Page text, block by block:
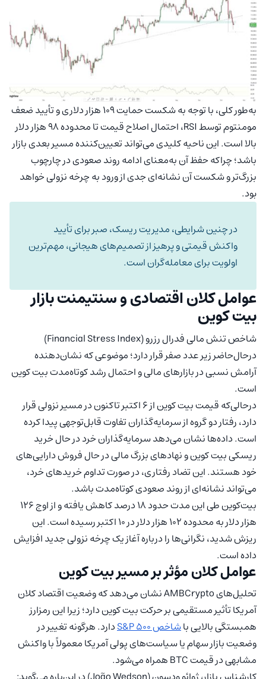
به‌طور کلی، با توجه به شکست حمایت ۱۰۹ هزار دلاری و تأیید ضعف
مومنتوم توسط RSI، احتمال اصلاح قیمت تا محدوده‌ ۹۸ هزار دلار
بالا است. این ناحیه کلیدی می‌تواند تعیین‌کننده‌ مسیر بعدی بازار
باشد؛ چراکه حفظ آن به‌معنای ادامه‌ روند صعودی در چارچوب
بزرگ‌تر و شکست آن نشانه‌ای جدی از ورود به چرخه‌ نزولی خواهد
بود.
در چنین شرایطی، مدیریت ریسک، صبر برای تأیید
واکنش قیمتی و پرهیز از تصمیم‌های هیجانی، مهم‌ترین
اولویت برای معامله‌گران است.
عوامل کلان اقتصادی و سنتیمنت بازار
بیت کوین
شاخص تنش مالی فدرال رزرو (Financial Stress Index)
درحال‌حاضر زیر عدد صفر قرار دارد؛ موضوعی که نشان‌دهنده
آرامش نسبی در بازارهای مالی و احتمال رشد کوتاه‌مدت بیت کوین
است.
درحالی‌که قیمت بیت کوین از ۶ اکتبر تاکنون در مسیر نزولی قرار
دارد، رفتار دو گروه از سرمایه‌گذاران تفاوت قابل‌توجهی پیدا کرده
است. داده‌ها نشان می‌دهد سرمایه‌گذاران خرد در حال خرید
ریسکی بیت کوین و نهادهای بزرگ مالی در حال فروش دارایی‌های
خود هستند. این تضاد رفتاری، در صورت تداوم خریدهای خرد،
می‌تواند نشانه‌ای از روند صعودی کوتاه‌مدت باشد.
بیت‌کوین طی این مدت حدود ۱۸ درصد کاهش یافته و از اوج ۱۲۶
هزار دلار به محدوده ۱۰۲ هزار دلار در ۱۰ اکتبر رسیده است. این
ریزش شدید، نگرانی‌ها را درباره آغاز یک چرخه نزولی جدید افزایش
داده است.
عوامل کلان مؤثر بر مسیر بیت کوین
تحلیل‌های AMBCrypto نشان می‌دهد که وضعیت اقتصاد کلان
آمریکا تأثیر مستقیمی بر حرکت بیت کوین دارد؛ زیرا این رمزارز
همبستگی بالایی باشاخص S&P 500
دارد. هرگونه تغییر در
وضعیت بازار سهام یا سیاست‌های پولی آمریکا معمولاً با واکنش
مشابهی در قیمت BTC همراه می‌شود.